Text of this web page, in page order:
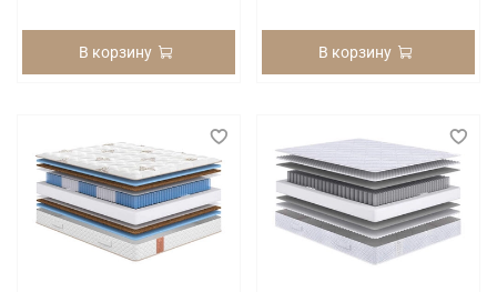
В корзину В корзину